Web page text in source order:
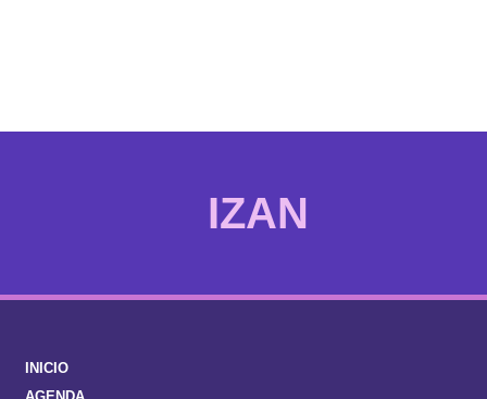
SER
INICIO